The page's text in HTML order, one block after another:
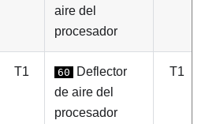
aire del
procesador
T1 60
Deflector
de aire del
procesador
T1